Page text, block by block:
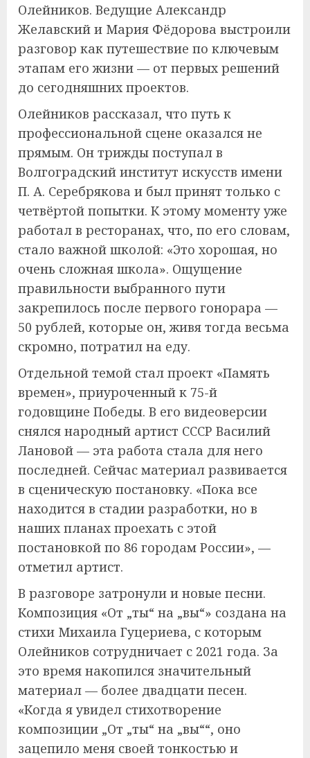
Олейников. Ведущие Александр
Желавский и Мария Фёдорова выстроили
разговор как путешествие по ключевым
этапам его жизни — от первых решений
до сегодняшних проектов.
Олейников рассказал, что путь к
профессиональной сцене оказался не
прямым. Он трижды поступал в
Волгоградский институт искусств имени
П. А. Серебрякова и был принят только с
четвёртой попытки. К этому моменту уже
работал в ресторанах, что, по его словам,
стало важной школой: «Это хорошая, но
очень сложная школа». Ощущение
правильности выбранного пути
закрепилось после первого гонорара —
50 рублей, которые он, живя тогда весьма
скромно, потратил на еду.
Отдельной темой стал проект «Память
времен», приуроченный к 75-й
годовщине Победы. В его видеоверсии
снялся народный артист СССР Василий
Лановой — эта работа стала для него
последней. Сейчас материал развивается
в сценическую постановку. «Пока все
находится в стадии разработки, но в
наших планах проехать с этой
постановкой по 86 городам России», —
отметил артист.
В разговоре затронули и новые песни.
Композиция «От „ты“ на „вы“» создана на
стихи Михаила Гуцериева, с которым
Олейников сотрудничает с 2021 года. За
это время накопился значительный
материал — более двадцати песен.
«Когда я увидел стихотворение
композиции „От „ты“ на „вы““, оно
зацепило меня своей тонкостью и